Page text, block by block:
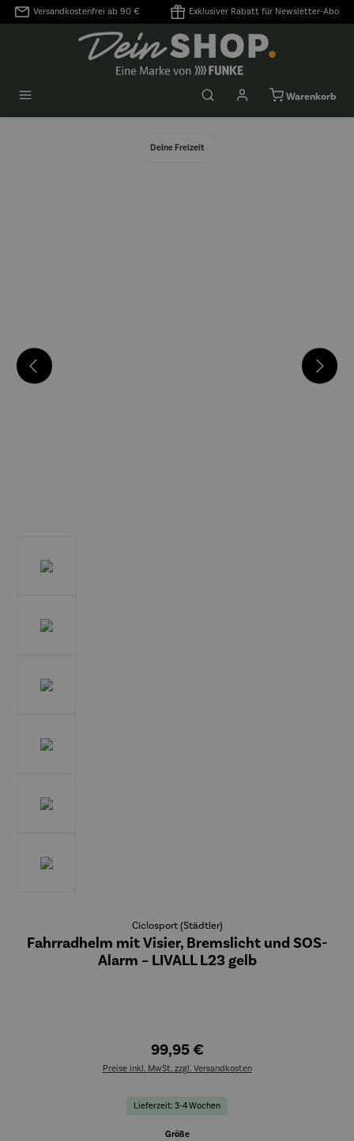
springen
Versandkostenfrei ab 90 € Exklusiver Rabatt für Newsletter-Abo
Warenkorb
Deine Freizeit
Ciclosport (Städtler)
Fahrradhelm mit Visier, Bremslicht und SOS-
Alarm – LIVALL L23 gelb
99,95 €
Preise inkl. MwSt. zzgl. Versandkosten
Lieferzeit: 3-4 Wochen
Größeauswählen